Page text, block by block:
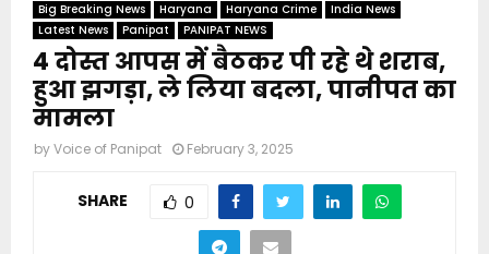
Big Breaking News Haryana Haryana Crime
India News
Latest News
Panipat PANIPAT NEWS
4 दोस्त आपस में बैठकर पी रहे थे शराब,
हुआ झगड़ा, ले लिया बदला, पानीपत का
मामला
byVoice of Panipat February 3, 2025
SHARE 0